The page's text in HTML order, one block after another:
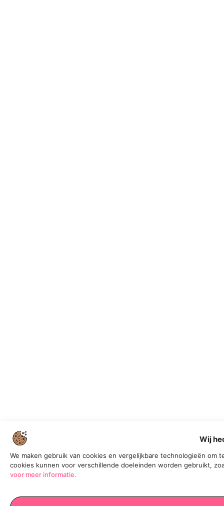
Wij
We maken gebruik van cookies en vergelijkbare technologieën
cookies kunnen voor verschillende doeleinden worden gebruikt,
voor meer informatie.